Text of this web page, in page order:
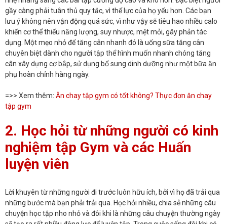
gầy càng phải tuân thủ quy tắc, vì thể lực của họ yếu hơn. Các bạn
lưu ý không nên vận động quá sức, vì như vậy sẽ tiêu hao nhiều calo
khiến cơ thể thiếu năng lượng, suy nhược, mệt mỏi, gây phản tác
dụng. Một mẹo nhỏ để tăng cân nhanh đó là uống sữa tăng cân
chuyên biệt dành cho người tập thể hình muốn nhanh chóng tăng
cân xây dựng cơ bắp, sử dụng bổ sung dinh dưỡng như một bữa ăn
phụ hoàn chỉnh hàng ngày.
=>> Xem thêm: Ăn chay tập gym có tốt không? Thực đơn ăn chay
tập gym
2. Học hỏi từ những người có kinh
nghiệm tập Gym và các Huấn
luyện viên
Lời khuyên từ những người đi trước luôn hữu ích, bởi vì họ đã trải qua
những bước mà bạn phải trải qua. Học hỏi nhiều, chia sẻ những câu
chuyện học tập nho nhỏ và đôi khi là những câu chuyện thường ngày